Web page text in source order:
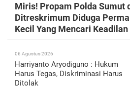
Miris! Propam Polda Sumut
Ditreskrimum Diduga
Kecil Yang Mencari Keadilan
06 Agustus 2026
Harriyanto Aryodiguno : Hukum
Harus Tegas, Diskriminasi Harus
Ditolak